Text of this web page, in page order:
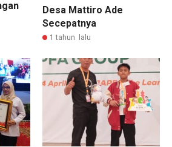
Desa Mattiro Ade
Secepatnya
1 tahun lalu